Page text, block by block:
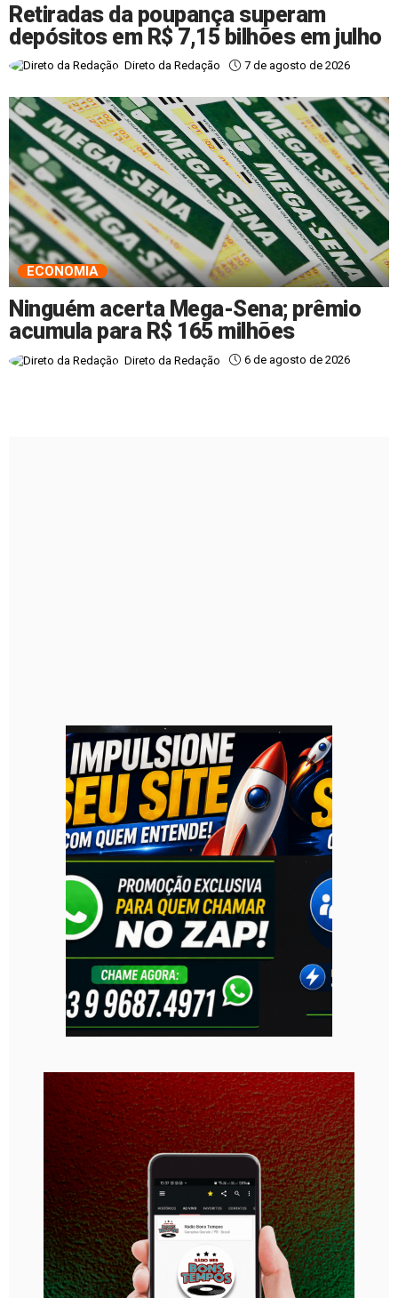
Retiradas da poupança superam
depósitos em R$ 7,15 bilhões em julho
Direto da Redação 7 de agosto de 2026
ECONOMIA
Ninguém acerta Mega-Sena; prêmio
acumula para R$ 165 milhões
Direto da Redação 6 de agosto de 2026